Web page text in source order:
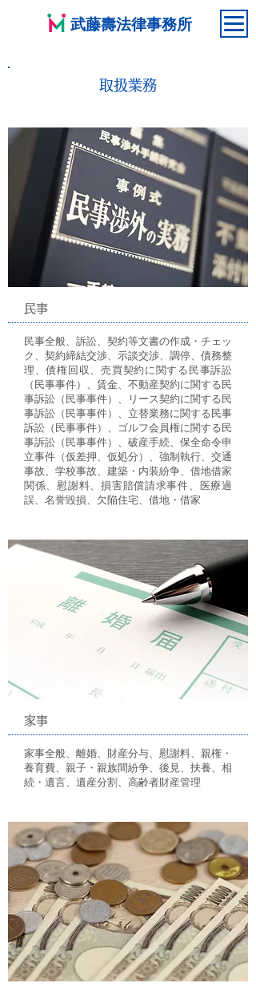
武藤壽法律事務所
取扱業務
民事
民事全般、訴訟、契約等文書の作成・チェッ
ク、契約締結交渉、示談交渉、調停、債務整
理、債権回収、売買契約に関する民事訴訟
（民事事件）、賃金、不動産契約に関する民
事訴訟（民事事件）、リース契約に関する民
事訴訟（民事事件）、立替業務に関する民事
訴訟（民事事件）、ゴルフ会員権に関する民
事訴訟（民事事件）、破産手続、保全命令申
立事件（仮差押、仮処分）、強制執行、交通
事故、学校事故、建築・内装紛争、借地借家
関係、慰謝料、損害賠償請求事件、医療過
誤、名誉毀損、欠陥住宅、借地・借家
家事
家事全般、離婚、財産分与、慰謝料、親権・
養育費、親子・親族間紛争、後見、扶養、相
続・遺言、遺産分割、高齢者財産管理